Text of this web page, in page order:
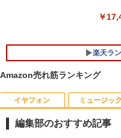
ケあ
レノ
B/
￥
￥
楽天ラ
1
【送
ス
1
漫画
き
1） [
Amazon売れ筋ランキング
イヤフォン ミュージック
編集部のおすすめ記事